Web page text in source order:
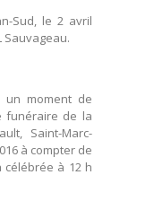
Sud, le 2 avril
Sauvageau.
un moment de
funéraire de la
Saint-Marc-
à compter de
célébrée à 12 h